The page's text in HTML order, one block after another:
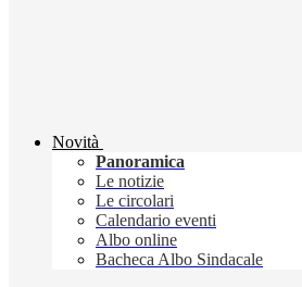
Novità
Panoramica
Le notizie
Le circolari
Calendario eventi
Albo online
Bacheca Albo Sindacale